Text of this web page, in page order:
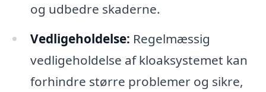
og udbedre skaderne.
Vedligeholdelse: Regelmæssig
vedligeholdelse af kloaksystemet kan
forhindre større problemer og sikre,